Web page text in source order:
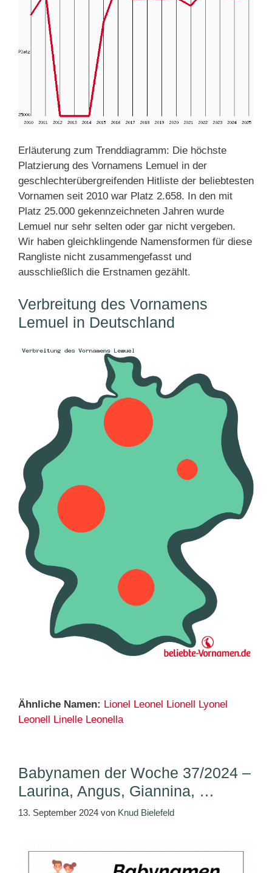
Erläuterung zum Trenddiagramm: Die höchste
Platzierung des Vornamens Lemuel in der
geschlechterübergreifenden Hitliste der beliebtesten
Vornamen seit 2010 war Platz 2.658. In den mit
Platz 25.000 gekennzeichneten Jahren wurde
Lemuel nur sehr selten oder gar nicht vergeben.
Wir haben gleichklingende Namensformen für diese
Rangliste nicht zusammengefasst und
ausschließlich die Erstnamen gezählt.
Verbreitung des Vornamens
Lemuel in Deutschland
Ähnliche Namen: Lionel Leonel Lionell Lyonel
Leonell Linelle Leonella
Babynamen der Woche 37/2024 –
Laurina, Angus, Giannina, …
13. September 2024 von Knud Bielefeld